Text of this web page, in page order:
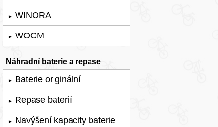
► WINORA
► WOOM
Náhradní baterie a repase
► Baterie originální
► Repase baterií
► Navýšení kapacity baterie